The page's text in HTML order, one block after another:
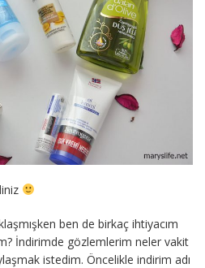
ben de birkaç ihtiyacım
İndirimde gözlemlerim neler vakit
istedim. Öncelikle indirim adı